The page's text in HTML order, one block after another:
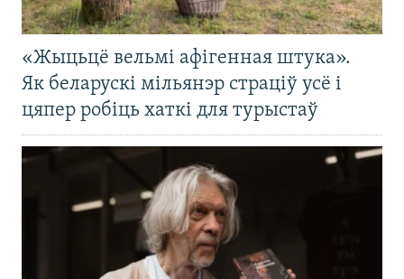
«Жыцьцё вельмі афігенная штука».
Як беларускі мільянэр страціў усё і
цяпер робіць хаткі для турыстаў